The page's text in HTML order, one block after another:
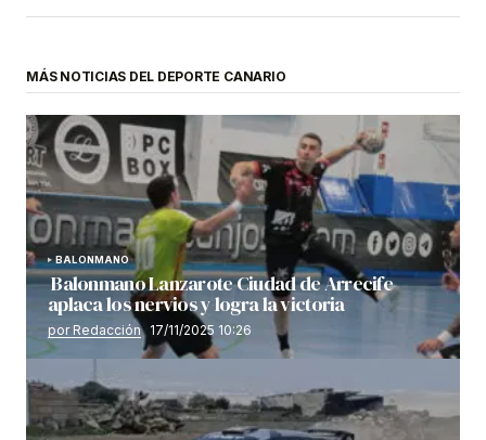
MÁS NOTICIAS DEL DEPORTE CANARIO
BALONMANO
Balonmano Lanzarote Ciudad de Arrecife
aplaca los nervios y logra la victoria
por Redacción 17/11/2025 10:26